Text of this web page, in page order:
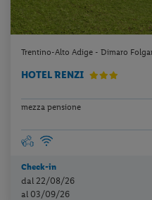
Trentino-Alto Adige - Dimaro
HOTEL RENZI
mezza pensione
Check-in
dal 22/08/26
al 03/09/26